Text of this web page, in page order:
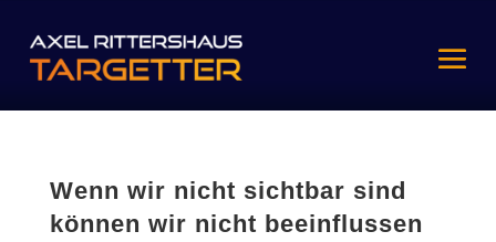
Wenn wir nicht sichtbar sind
können wir nicht beeinflussen